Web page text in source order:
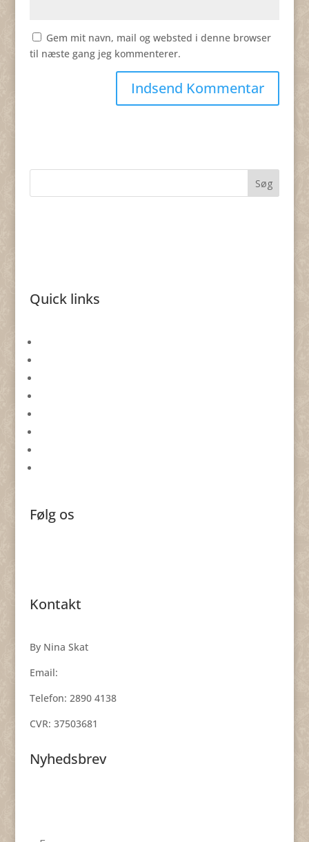
Gem mit navn, mail og websted i denne browser
til næste gang jeg kommenterer.
Quick links
Følg os
Kontakt
By Nina Skat
Email:
Telefon: 2890 4138
CVR: 37503681
Nyhedsbrev